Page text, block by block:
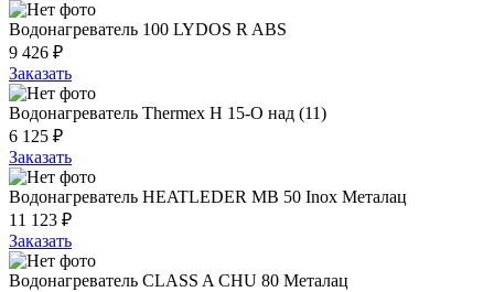
Водонагреватель 100 LYDOS R ABS
9 426 ₽
Заказать
Водонагреватель Thermex H 15-O над (11)
6 125 ₽
Заказать
Водонагреватель HEATLEDER MB 50 Inox Металац
11 123 ₽
Заказать
Водонагреватель CLASS A CHU 80 Металац